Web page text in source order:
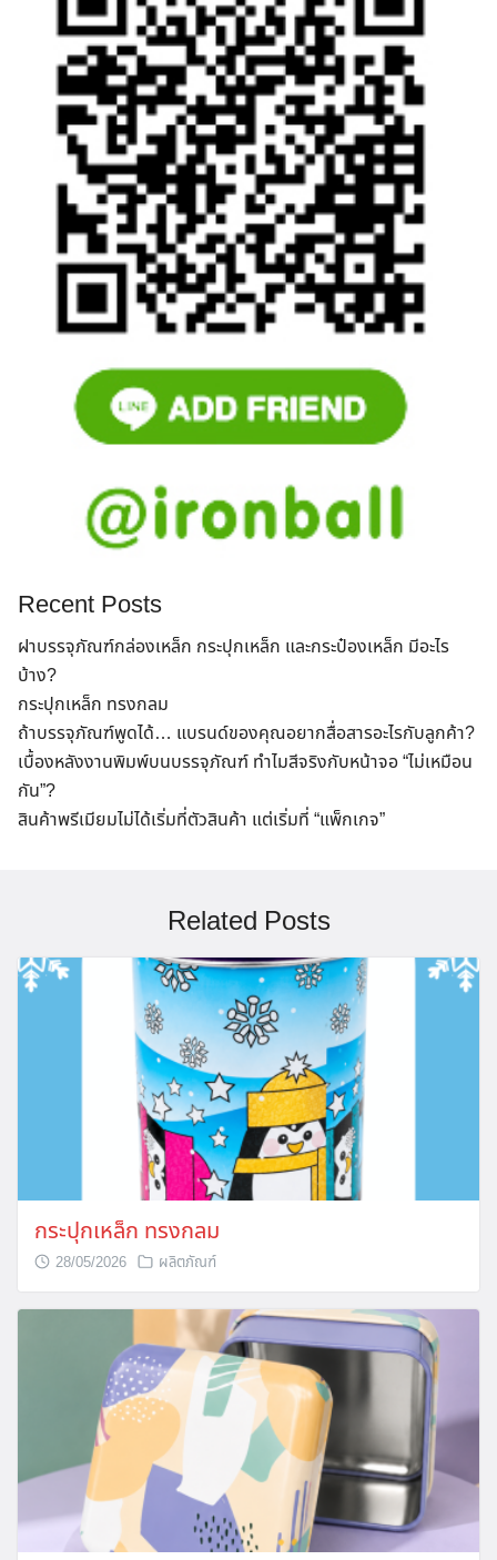
Recent Posts
ฝาบรรจุภัณฑ์กล่องเหล็ก กระปุกเหล็ก และกระป๋องเหล็ก มีอะไร
บ้าง?
กระปุกเหล็ก ทรงกลม
ถ้าบรรจุภัณฑ์พูดได้… แบรนด์ของคุณอยากสื่อสารอะไรกับลูกค้า?
เบื้องหลังงานพิมพ์บนบรรจุภัณฑ์ ทำไมสีจริงกับหน้าจอ “ไม่เหมือน
กัน”?
สินค้าพรีเมียมไม่ได้เริ่มที่ตัวสินค้า แต่เริ่มที่ “แพ็กเกจ”
Related Posts
กระปุกเหล็ก ทรงกลม
28/05/2026 ผลิตภัณฑ์